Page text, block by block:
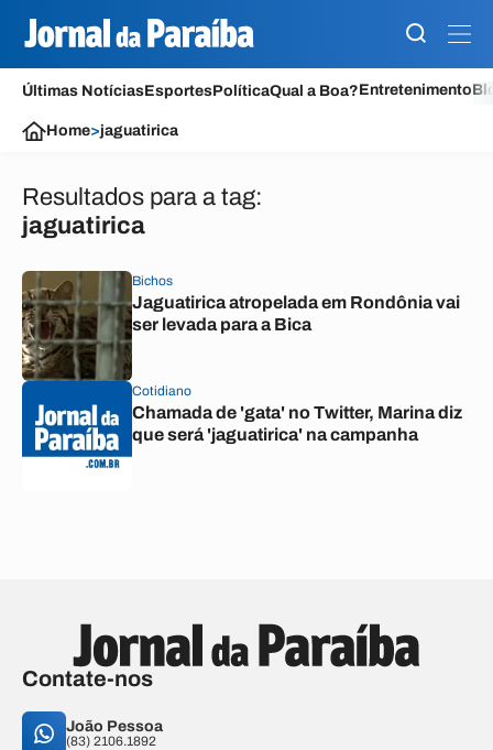
Últimas NotíciasEsportesPolíticaQual a Boa?Entretenimento
Home>jaguatirica
Resultados para a tag:
jaguatirica
Bichos
Jaguatirica atropelada em Rondônia vai
ser levada para a Bica
Cotidiano
Chamada de 'gata' no Twitter, Marina diz
que será 'jaguatirica' na campanha
Contate-nos
João Pessoa
(83) 2106.1892